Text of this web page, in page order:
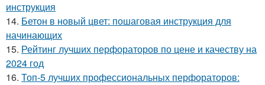
инструкция
14. Бетон в новый цвет: пошаговая инструкция для
начинающих
15. Рейтинг лучших перфораторов по цене и качеству на
2024 год
16. Топ-5 лучших профессиональных перфораторов: